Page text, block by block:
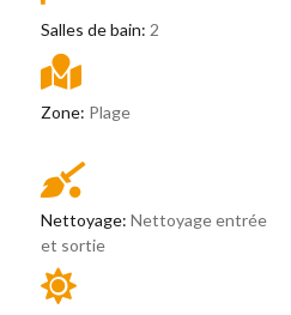
Salles de bain: 2
Zone: Plage
Nettoyage: Nettoyage entrée
et sortie